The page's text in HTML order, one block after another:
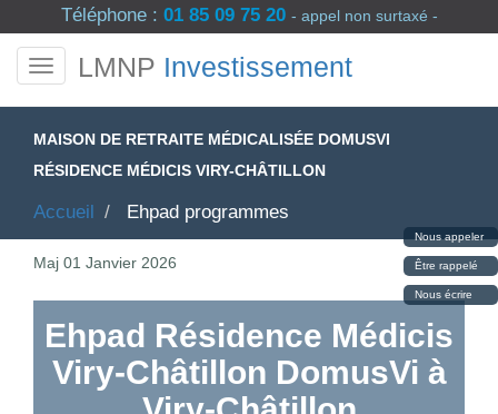
Téléphone : 01 85 09 75 20 - appel non surtaxé -
Nous appeler
Être rappelé
Nous écrire
LMNP Investissement
MAISON DE RETRAITE MÉDICALISÉE DOMUSVI
RÉSIDENCE MÉDICIS VIRY-CHÂTILLON
Accueil Ehpad programmes
Maj 01 Janvier 2026
Ehpad Résidence Médicis
Viry-Châtillon DomusVi à